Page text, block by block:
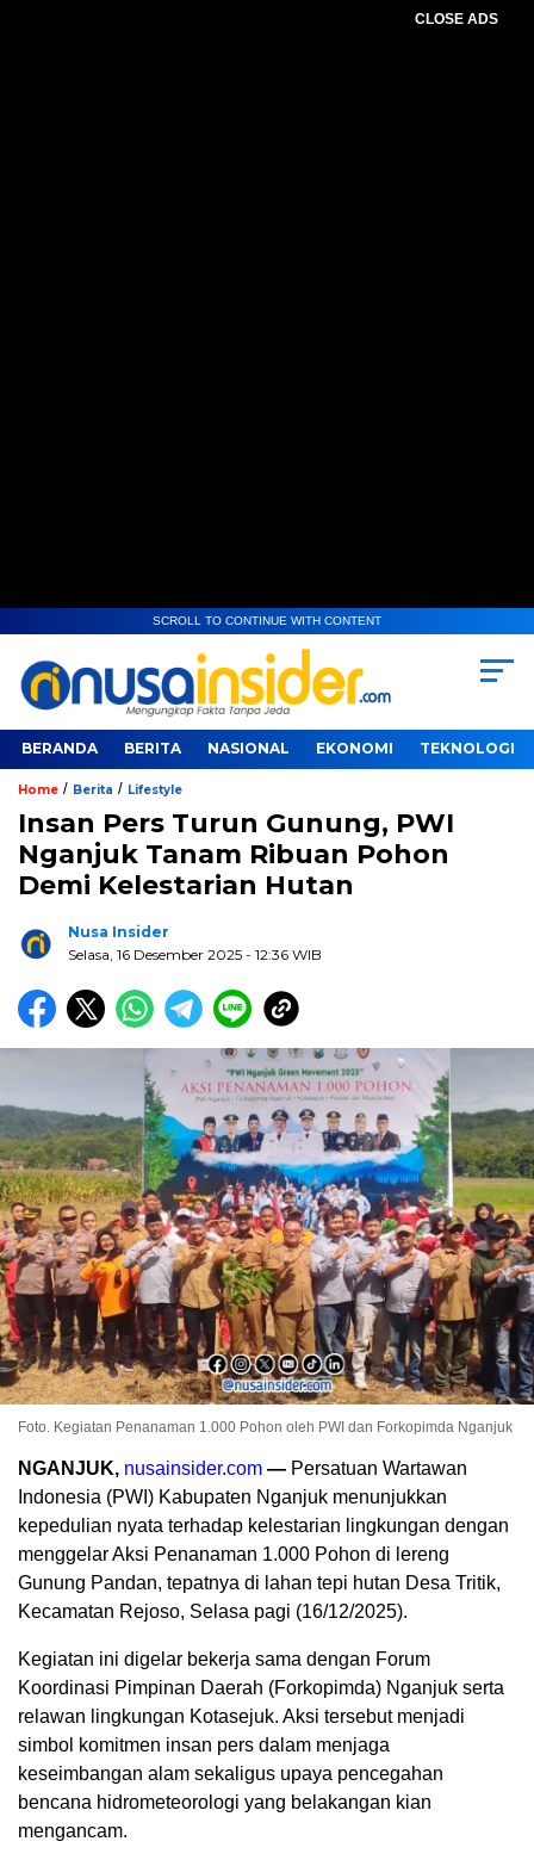
CLOSE ADS
SCROLL TO CONTINUE WITH CONTENT
BERANDA BERITA NASIONAL EKONOMI TEKNOLOGI
Home / Berita / Lifestyle
Insan Pers Turun Gunung, PWI
Nganjuk Tanam Ribuan Pohon
Demi Kelestarian Hutan
Nusa Insider
Selasa, 16 Desember 2025 - 12:36 WIB
Foto. Kegiatan Penanaman 1.000 Pohon oleh PWI dan Forkopimda Nganjuk
NGANJUK, nusainsider.com — Persatuan Wartawan
Indonesia (PWI) Kabupaten Nganjuk menunjukkan
kepedulian nyata terhadap kelestarian lingkungan dengan
menggelar Aksi Penanaman 1.000 Pohon di lereng
Gunung Pandan, tepatnya di lahan tepi hutan Desa Tritik,
Kecamatan Rejoso, Selasa pagi (16/12/2025).
Kegiatan ini digelar bekerja sama dengan Forum
Koordinasi Pimpinan Daerah (Forkopimda) Nganjuk serta
relawan lingkungan Kotasejuk. Aksi tersebut menjadi
simbol komitmen insan pers dalam menjaga
keseimbangan alam sekaligus upaya pencegahan
bencana hidrometeorologi yang belakangan kian
mengancam.